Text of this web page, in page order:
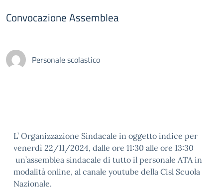
Convocazione Assemblea
Personale scolastico
L’ Organizzazione Sindacale in oggetto indice per
venerdì 22/11/2024, dalle ore 11:30 alle ore 13:30
un’assemblea sindacale di tutto il personale ATA in
modalità online, al canale youtube della Cisl Scuola
Nazionale.